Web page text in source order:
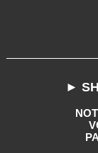
►